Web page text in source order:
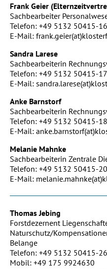
Frank Geier
Sachbearbeiter
Telefon: +49 5132 50415-16
E-Mail:
Sandra Larese
Sachbearbeiterin
Telefon: +49 5132 50415-17
E-Mail:
Anke Barnstorf
Sachbearbeiterin
Telefon: +49 5132 50415-18
E-Mail:
Melanie Mahnke
Sachbearbeiterin Zentrale
Telefon: +49 5132 50415-20
E-Mail:
Thomas Jebing
Forstdezernent
Naturschutz/
Telefon: +49 5132 50415-26
Mobil: +49 175 9924630